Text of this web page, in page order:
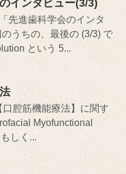
インタビュー(3/3)
先進歯科学会のインタ
うちの、最後の (3/3) で
という 5...
腔筋機能療法】に関す
Myofunctional
しく...